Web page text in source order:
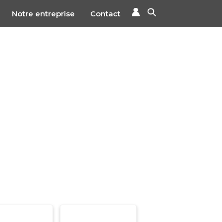
Notre entreprise Contact